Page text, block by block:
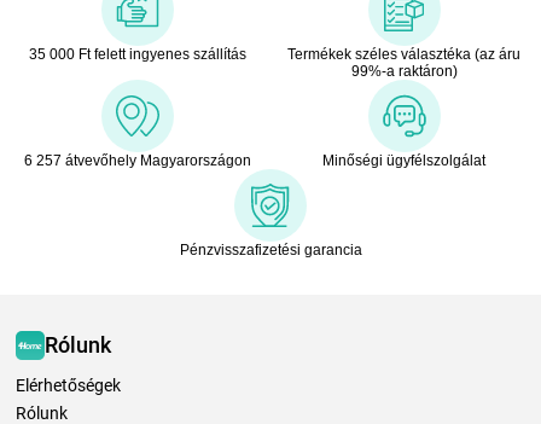
35 000 Ft felett ingyenes szállítás
Termékek széles választéka (az áru
99%-a raktáron)
6 257 átvevőhely Magyarországon Minőségi ügyfélszolgálat
Pénzvisszafizetési garancia
Rólunk
Elérhetőségek
Rólunk